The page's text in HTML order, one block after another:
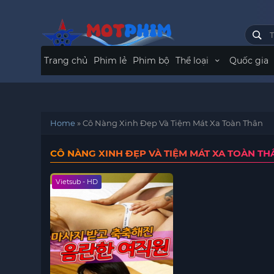
Trang chủ Phim lẻ Phim bộ Thể loại Quốc gia
Home»Cô Nàng Xinh Đẹp Và Tiệm Mát Xa Toàn Thân
CÔ NÀNG XINH ĐẸP VÀ TIỆM MÁT XA TOÀN
Vietsub - HD